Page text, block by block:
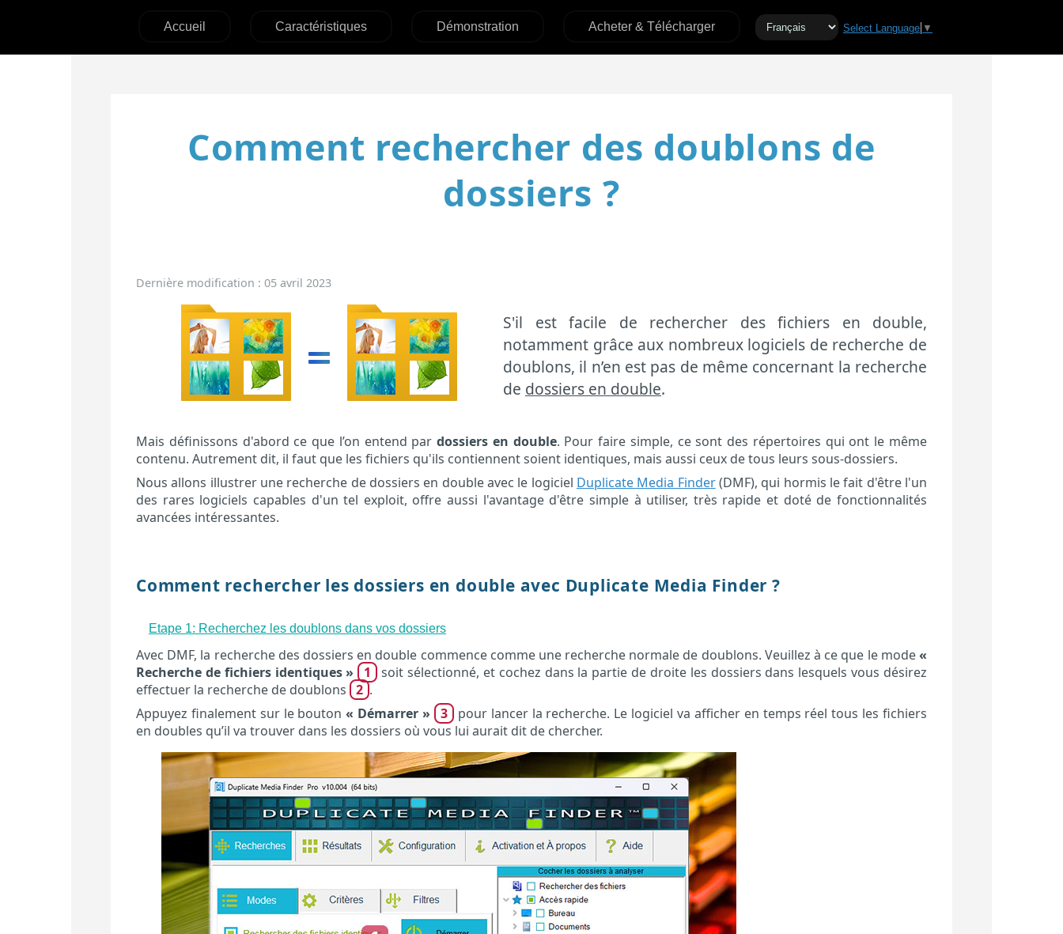
Accueil Caractéristiques Démonstration Acheter & Télécharger Select Language ▼
Comment rechercher des doublons de
dossiers ?
Dernière modification : 05 avril 2023
S'il est facile de rechercher des fichiers en double,
notamment grâce aux nombreux logiciels de recherche de
doublons, il n’en est pas de même concernant la recherche
de dossiers en double.
Mais définissons d'abord ce que l’on entend pardossiers en double. Pour faire simple, ce sont des répertoires qui ont le même
contenu. Autrement dit, il faut que les fichiers qu'ils contiennent soient identiques, mais aussi ceux de tous leurs sous-dossiers.
Nous allons illustrer une recherche de dossiers en double avec le logiciel Duplicate Media Finder(DMF), qui hormis le fait d'être l'un
des rares logiciels capables d'un tel exploit, offre aussi l'avantage d'être simple à utiliser, très rapide et doté de fonctionnalités
avancées intéressantes.
Comment rechercher les dossiers en double avec Duplicate Media Finder ?
Etape 1: Recherchez les doublons dans vos dossiers
Avec DMF, la recherche des dossiers en double commence comme une recherche normale de doublons. Veuillez à ce que le mode«
Recherche de fichiers identiques »
1
soit sélectionné, et cochez dans la partie de droite les dossiers dans lesquels vous désirez
effectuer la recherche de doublons 2 .
Appuyez finalement sur le bouton« Démarrer » 3 pour lancer la recherche. Le logiciel va afficher en temps réel tous les fichiers
en doubles qu’il va trouver dans les dossiers où vous lui aurait dit de chercher.